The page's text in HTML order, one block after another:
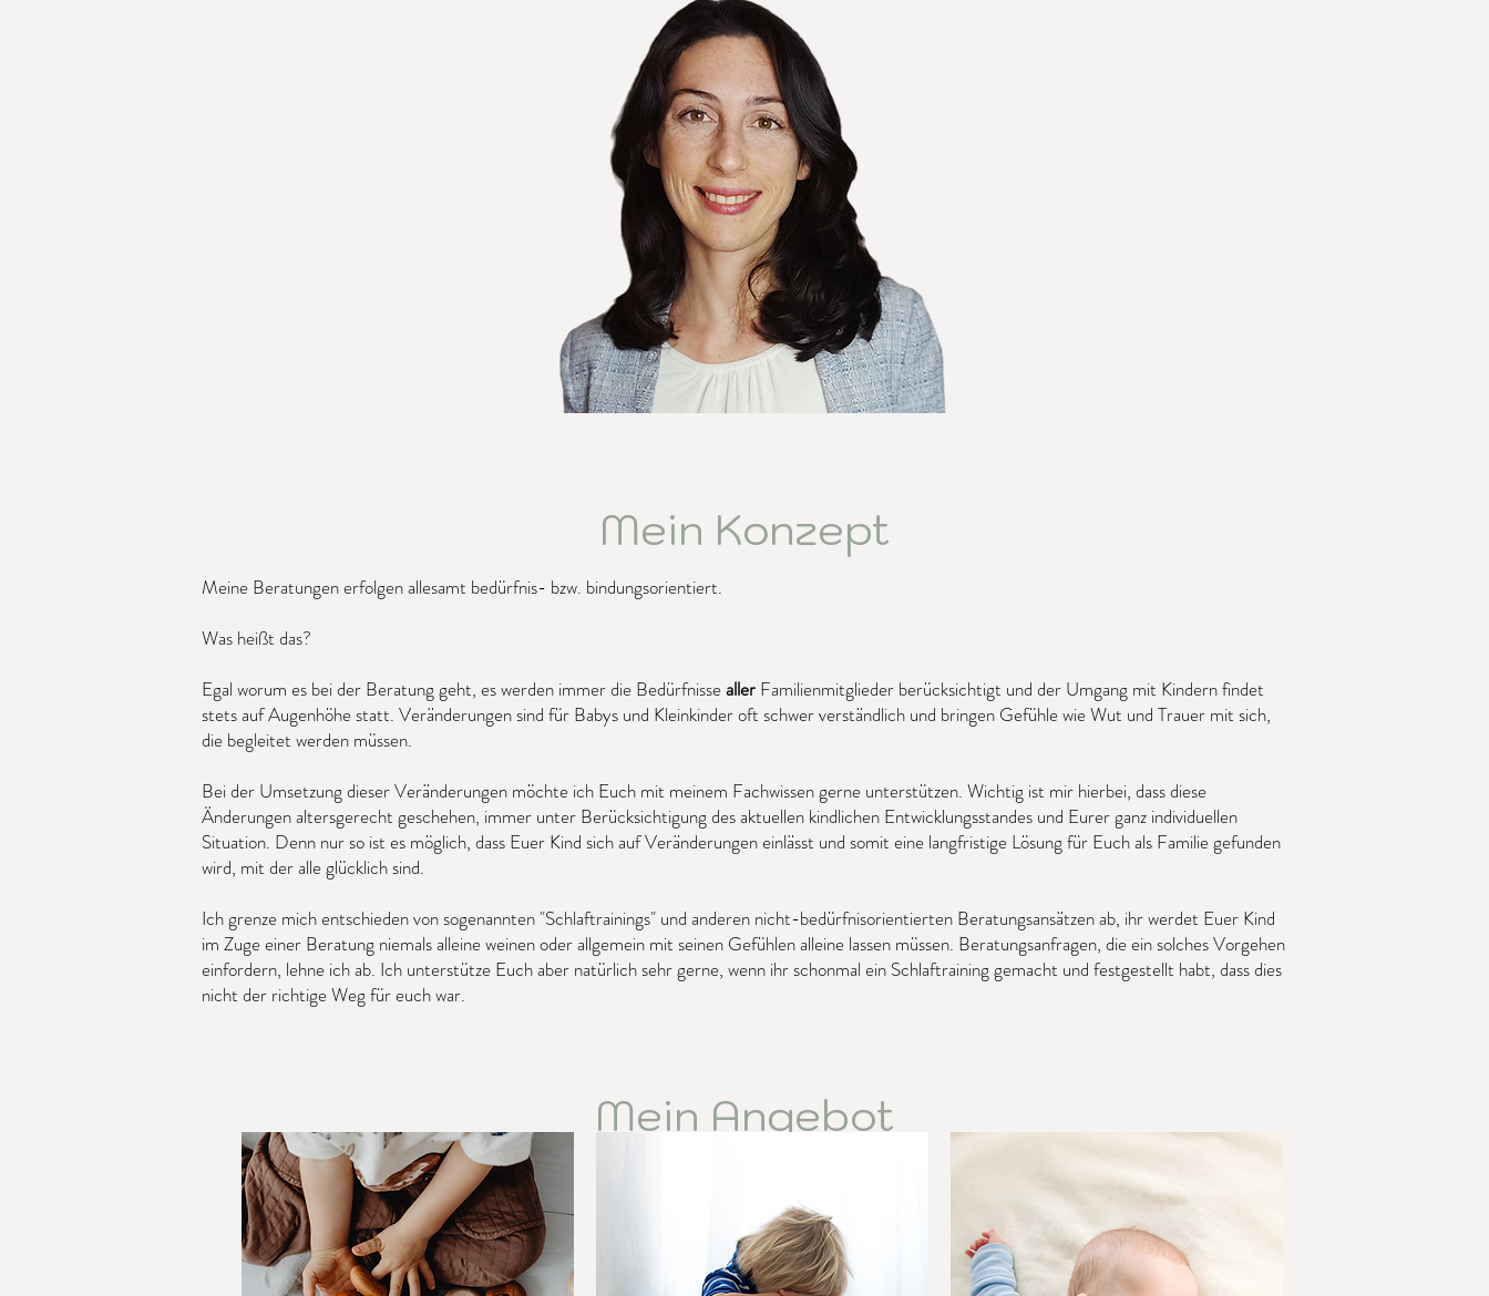
Mein Konzept
Meine Beratungen erfolgen allesamt bedürfnis- bzw. bindungsorientiert.
Was heißt das?
Egal worum es bei der Beratung geht, es werden immer die Bedürfnissealler Familienmitglieder berücksichtigt und der Umgang mit Kindern findet
stets auf Augenhöhe statt. Veränderungen sind für Babys und Kleinkinder oft schwer verständlich und bringen Gefühle wie Wut und Trauer mit sich,
die begleitet werden müssen.
Bei der Umsetzung dieser Veränderungen möchte ich Euch mit meinem Fachwissen gerne unterstützen. Wichtig ist mir hierbei, dass diese
Änderungen altersgerecht geschehen, immer unter Berücksichtigung des aktuellen kindlichen Entwicklungsstandes und Eurer ganz individuellen
Situation. Denn nur so ist es möglich, dass Euer Kind sich auf Veränderungen einlässt und somit eine langfristige Lösung für Euch als Familie gefunden
wird, mit der alle glücklich sind.
Ich grenze mich entschieden von sogenannten "Schlaftrainings" und anderen nicht-bedürfnisorientierten Beratungsansätzen ab, ihr werdet Euer Kind
im Zuge einer Beratung niemals alleine weinen oder allgemein mit seinen Gefühlen alleine lassen müssen. Beratungsanfragen, die ein solches Vorgehen
einfordern, lehne ich ab. Ich unterstütze Euch aber natürlich sehr gerne, wenn ihr schonmal ein Schlaftraining gemacht und festgestellt habt, dass dies
nicht der richtige Weg für euch war.
Mein Angebot